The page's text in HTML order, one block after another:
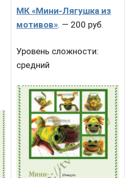
МК «Мини-Лягушка из
мотивов». — 200 руб.
Уровень сложности:
средний